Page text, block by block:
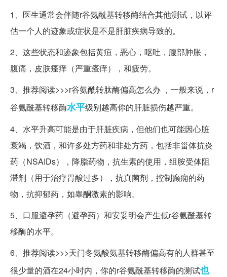
1、医生通常会伴随r谷氨酰基转移酶结合其他测试，以评
估一个人的迹象或症状是不是肝脏疾病导致的。
2、这些状态和迹象包括黄疸，恶心，呕吐，腹部肿胀，
腹痛，皮肤瘙痒（严重瘙痒），和疲劳。
3、推荐阅读>>>r谷氨酰转肽酶偏高怎么办 ，一般来说，r
谷氨酰基转移酶水平级别越高你的肝脏损伤越严重。
4、水平升高可能是由于肝脏疾病，但他们也可能因心脏
衰竭，饮酒，和许多处方药和非处方药，包括非甾体抗炎
药（NSAIDs），降脂药物，抗生素的使用，组胺受体阻
滞剂（用于治疗胃酸过多），抗真菌剂，控制癫痫的药
物，抗抑郁药，如睾酮激素的影响。
5、口服避孕药（避孕药）和安妥明会产生低r谷氨酰基转
移酶的水平。
6、推荐阅读>>>天门冬氨酸氨基转移酶偏高有的人群甚至
很少量的酒在24小时内，你的r谷氨酰基转移酶的测试也